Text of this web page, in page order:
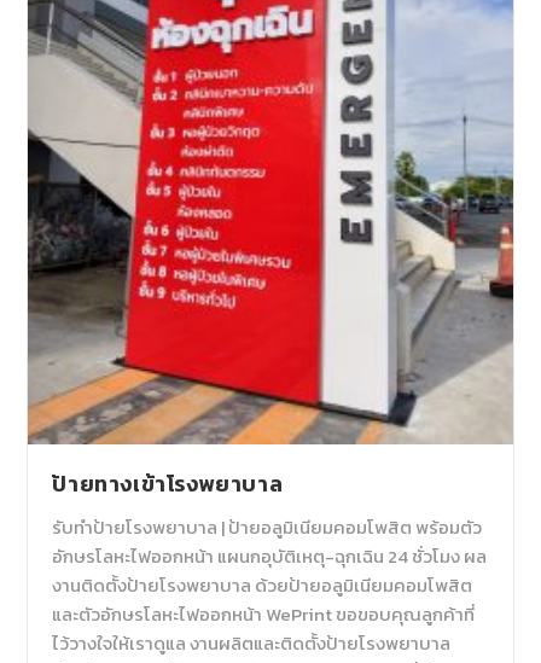
ป้ายทางเข้าโรงพยาบาล
รับทำป้ายโรงพยาบาล | ป้ายอลูมิเนียมคอมโพสิต พร้อมตัว
อักษรโลหะไฟออกหน้า แผนกอุบัติเหตุ-ฉุกเฉิน 24 ชั่วโมง ผล
งานติดตั้งป้ายโรงพยาบาล ด้วยป้ายอลูมิเนียมคอมโพสิต
และตัวอักษรโลหะไฟออกหน้า WePrint ขอขอบคุณลูกค้าที่
ไว้วางใจให้เราดูแล งานผลิตและติดตั้งป้ายโรงพยาบาล